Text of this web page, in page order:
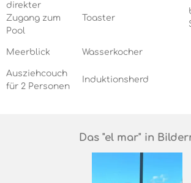
direkter
Zugang zum
Pool
Toaster
Meerblick Wasserkocher
Ausziehcouch
für 2 Personen
Induktionsherd
Das "el mar" in